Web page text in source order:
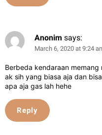
Anonim says:
March 6, 2020 at 9:24
Berbeda kendaraan
ak sih yang biasa aja dan
apa aja gas lah hehe
Reply